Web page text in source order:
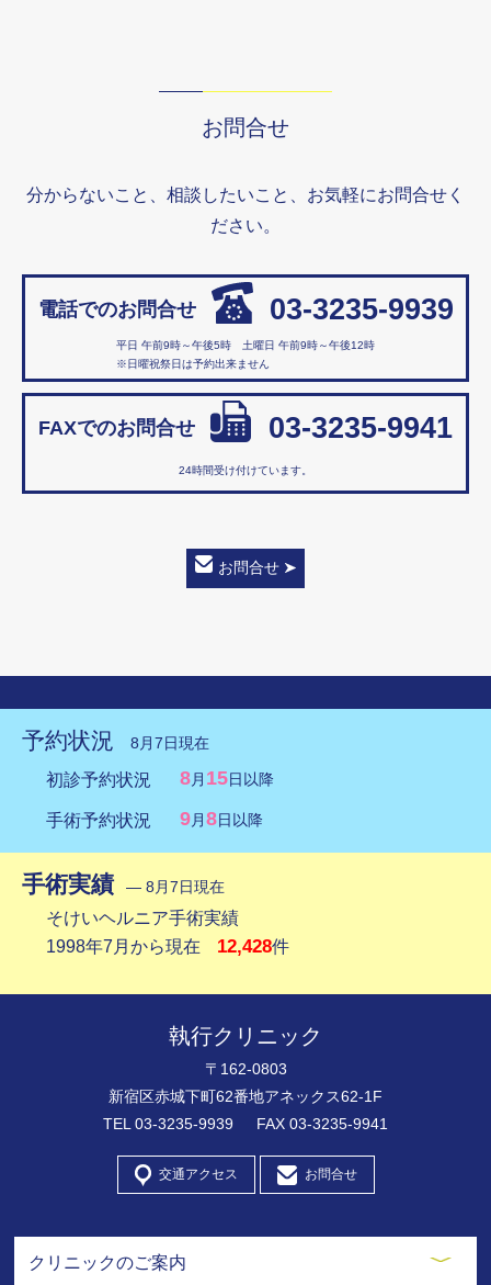
お問合せ
分からないこと、相談したいこと、お気軽にお問合せく
ださい。
電話でのお問合せ 03-3235-9939
平日 午前9時～午後5時 土曜日 午前9時～午後12時
※日曜祝祭日は予約出来ません
FAXでのお問合せ 03-3235-9941
24時間受け付けています。
お問合せ
予約状況 8月7日現在
初診予約状況 8月 15日以降
手術予約状況 9月8日以降
手術実績 ― 8月7日現在
そけいヘルニア手術実績
1998年7月から現在
12,428件
執行クリニック
〒162-0803
新宿区赤城下町62番地アネックス62-1F
TEL03-3235-9939 FAX 03-3235-9941
交通アクセス お問合せ
クリニックのご案内